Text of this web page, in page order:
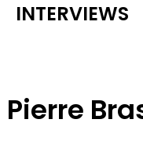
INTERVIEWS
Pierre